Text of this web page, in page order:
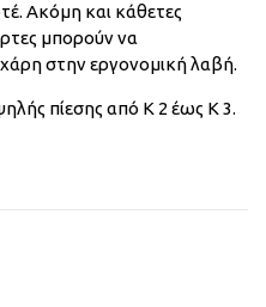
Ακόμη και κάθετες
μπορούν να
στην εργονομική λαβή.
πίεσης από K 2 έως K 3.